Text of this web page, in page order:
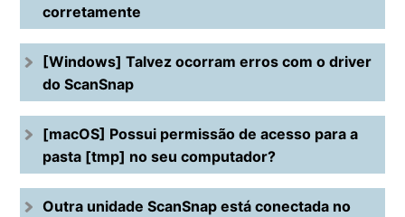
corretamente
[Windows] Talvez ocorram erros com o driver
do ScanSnap
[macOS] Possui permissão de acesso para a
pasta [tmp] no seu computador?
Outra unidade ScanSnap está conectada no